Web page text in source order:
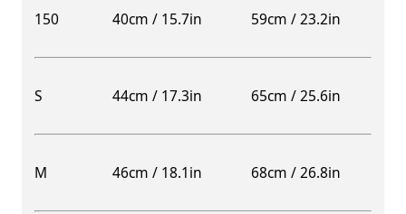
150 40cm / 15.7in 59cm / 23.2in
S 44cm / 17.3in 65cm / 25.6in
M 46cm / 18.1in 68cm / 26.8in